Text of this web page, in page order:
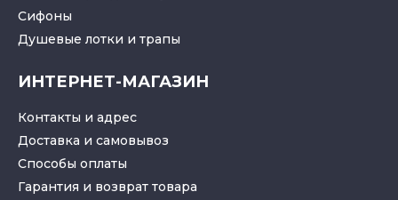
Cифоны
Душевые лотки и трапы
ИНТЕРНЕТ-МАГАЗИН
Контакты и адрес
Доставка и самовывоз
Способы оплаты
Гарантия и возврат товара